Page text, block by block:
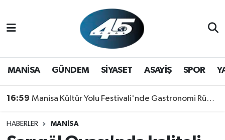
MANİSA GÜNDEM SİYASET ASAYİŞ SPOR
16:59 Manisa Kültür Yolu Festivali'nde Gastronomi Rüzgarı: Lezzetin Yıldızı "Manisa Kebabı" Oldu!
HABERLER MANİSA
GÜNDEM
Hava Durumu
Trafik Durumu